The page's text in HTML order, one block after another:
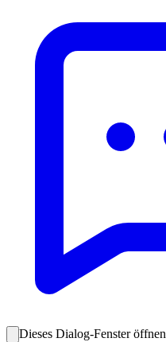
Dieses Dialog-Fenster öffnen